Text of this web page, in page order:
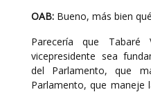
OAB: Bueno, más bien
Parecería que Tabaré
vicepresidente sea
del Parlamento, que
Parlamento, que maneje